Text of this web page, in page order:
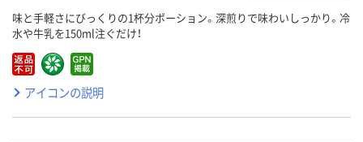
味と手軽さにびっくりの1杯分ポーション。深煎りで味わいしっかり。冷
水や牛乳を150ml注ぐだけ！
アイコンの説明